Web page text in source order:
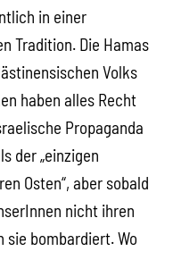
in einer
Tradition. Die Hamas
Volks
haben alles Recht
Propaganda
der „einzigen
Osten“, aber sobald
nicht ihren
bombardiert. Wo